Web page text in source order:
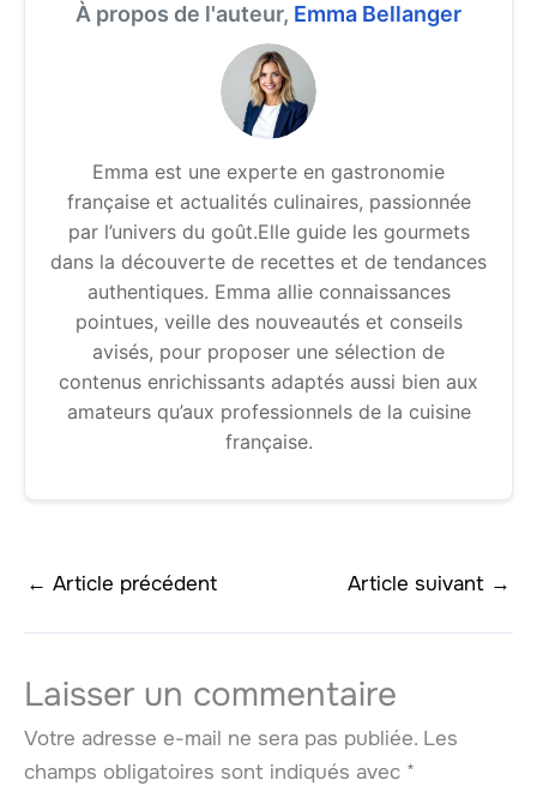
À propos de l'auteur, Emma Bellanger
Emma est une experte en gastronomie
française et actualités culinaires, passionnée
par l’univers du goût.Elle guide les gourmets
dans la découverte de recettes et de tendances
authentiques. Emma allie connaissances
pointues, veille des nouveautés et conseils
avisés, pour proposer une sélection de
contenus enrichissants adaptés aussi bien aux
amateurs qu’aux professionnels de la cuisine
française.
← Article précédent Article suivant →
Laisser un commentaire
Votre adresse e-mail ne sera pas publiée. Les
champs obligatoires sont indiqués avec *